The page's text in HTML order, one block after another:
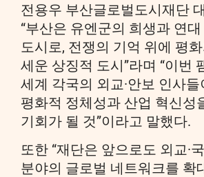
전용우 부산글로벌도시재단
“부산은 유엔군의 희생과 연
도시로, 전쟁의 기억 위에 평
세운 상징적 도시”라며 “이번
세계 각국의 외교·안보 인사들
평화적 정체성과 산업 혁신성
기회가 될 것”이라고 말했다.
또한 “재단은 앞으로도 외교·
분야의 글로벌 네트워크를 확